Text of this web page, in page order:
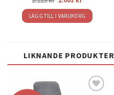
LÄGG TILL I VARUKORG
LIKNANDE PRODUKTER